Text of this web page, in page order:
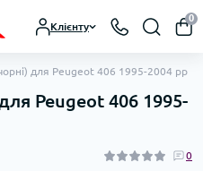
Клієнту
0
для Peugeot 406 1995-2004 рр
Peugeot 406 1995-
0